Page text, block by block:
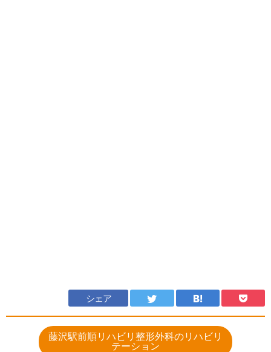
シェア
藤沢駅前順リハビリ整形外科のリハビリ
テーション